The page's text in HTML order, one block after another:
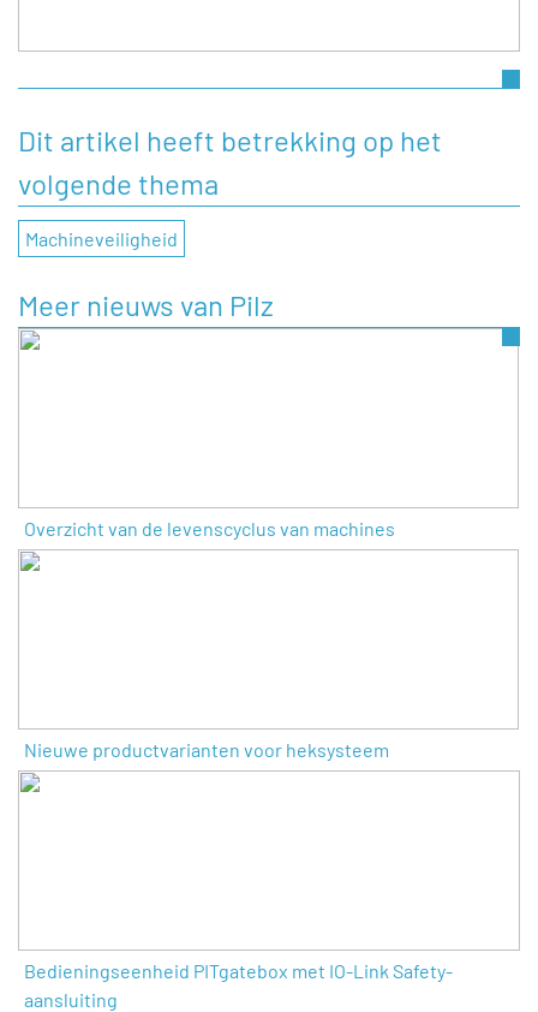
Dit artikel heeft betrekking op het
volgende thema
Machineveiligheid
Meer nieuws van Pilz
Overzicht van de levenscyclus van machines
Nieuwe productvarianten voor heksysteem
Bedieningseenheid PITgatebox met IO-Link Safety-
aansluiting